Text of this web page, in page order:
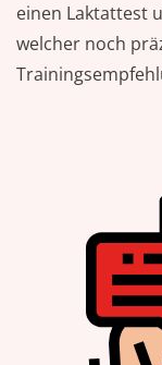
einen Laktattest
welcher noch